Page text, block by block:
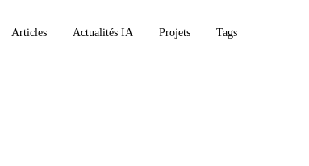
Articles Actualités IA Projets Tags